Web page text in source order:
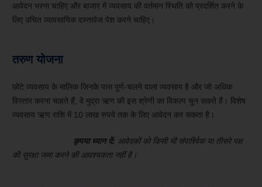
आवेदन भरना चाहिए और बाजार में व्यवसाय की वर्तमान स्थिति को प्रदर्शित करने के
लिए उचित व्यावसायिक दस्तावेज पेश करने चाहिए।
तरुण योजना
छोटे व्यवसाय के मालिक जिनके पास पूर्ण-चलने वाला व्यवसाय है और जो अधिक
विस्तार करना चाहते हैं, वे मुद्रा ऋण की इस श्रेणी का विकल्प चुन सकते हैं। विशेष
व्यवसाय ऋण राशि में 10 लाख रुपये तक के लिए आवेदन कर सकता है।
कृपया ध्यान दें: आवेदकों को किसी भी संपार्श्विक या तीसरे पक्ष
की सुरक्षा जमा करने की आवश्यकता नहीं है।